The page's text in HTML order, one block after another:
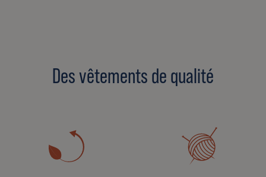
Des vêtements de qualité